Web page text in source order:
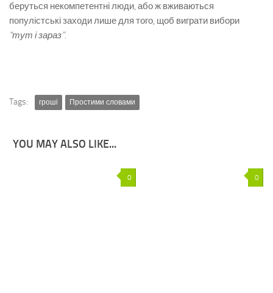
беруться некомпетентні люди, або ж вживаються
популістські заходи лише для того, щоб виграти вибори
“тут і зараз”.
Tags: гроші Простими словами
YOU MAY ALSO LIKE...
0 0